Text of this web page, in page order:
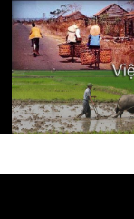
Skip
content